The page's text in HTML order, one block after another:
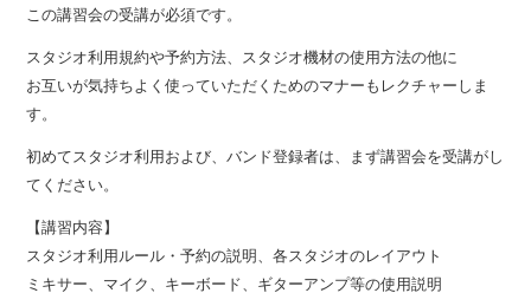
この講習会の受講が必須です。
スタジオ利用規約や予約方法、スタジオ機材の使用方法の他に
お互いが気持ちよく使っていただくためのマナーもレクチャーしま
す。
初めてスタジオ利用および、バンド登録者は、まず講習会を受講がし
てください。
【講習内容】
スタジオ利用ルール・予約の説明、各スタジオのレイアウト
ミキサー、マイク、キーボード、ギターアンプ等の使用説明